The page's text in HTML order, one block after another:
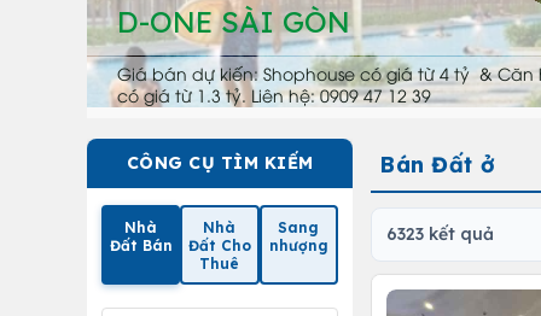
D-ONE SÀI GÒN
Giá bán dự kiến: Shophouse có giá từ 4 tỷ & Căn
có giá từ 1.3 tỷ. Liên hệ: 0909 47 12 39
CÔNG CỤ TÌM KIẾM
Nhà
Đất Bán
Nhà
Đất Cho
Thuê
Sang
nhượng
Bán Đất ở
6323 kết quả